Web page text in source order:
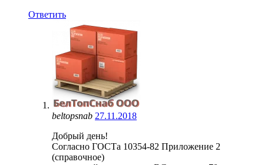
Ответить
beltopsnab 27.11.2018
Добрый день!
Согласно ГОСТа 10354-82 Приложение 2
(справочное)